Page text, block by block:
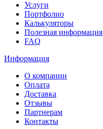
Услуги
Портфолио
Калькуляторы
Полезная информация
FAQ
Информация
О компании
Оплата
Доставка
Отзывы
Партнерам
Контакты